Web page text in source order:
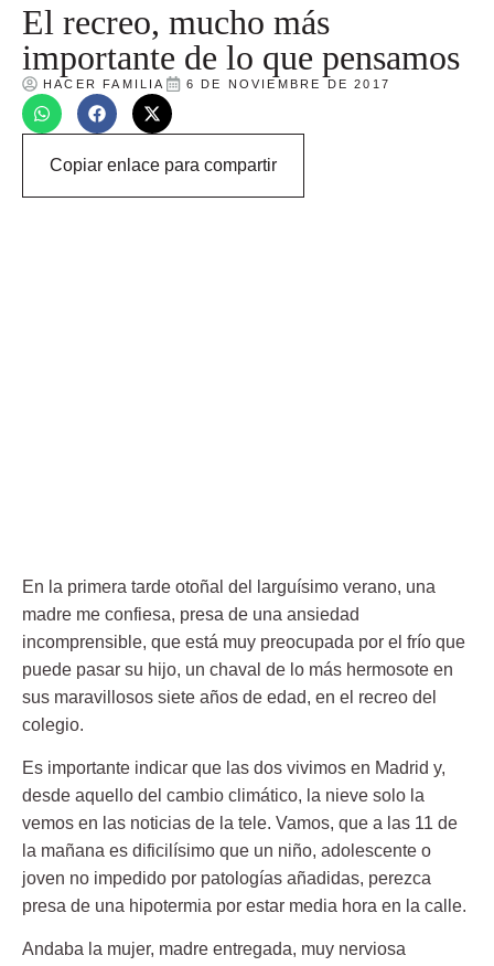
El recreo, mucho más
importante de lo que pensamos
HACER FAMILIA 6 DE NOVIEMBRE DE 2017
Copiar enlace para compartir
En la primera tarde otoñal del larguísimo verano, una
madre me confiesa, presa de una ansiedad
incomprensible, que está muy preocupada por el frío que
puede pasar su hijo, un chaval de lo más hermosote en
sus maravillosos siete años de edad, en el recreo del
colegio.
Es importante indicar que las dos vivimos en Madrid y,
desde aquello del cambio climático, la nieve solo la
vemos en las noticias de la tele. Vamos, que a las 11 de
la mañana es dificilísimo que un niño, adolescente o
joven no impedido por patologías añadidas, perezca
presa de una hipotermia por estar media hora en la calle.
Andaba la mujer, madre entregada, muy nerviosa